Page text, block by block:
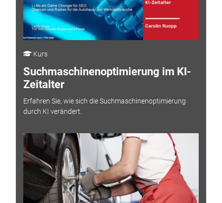
Kurs
Suchmaschinenoptimierung im KI-
Zeitalter
Erfahren Sie, wie sich die Suchmaschinenoptimierung
durch KI verändert.